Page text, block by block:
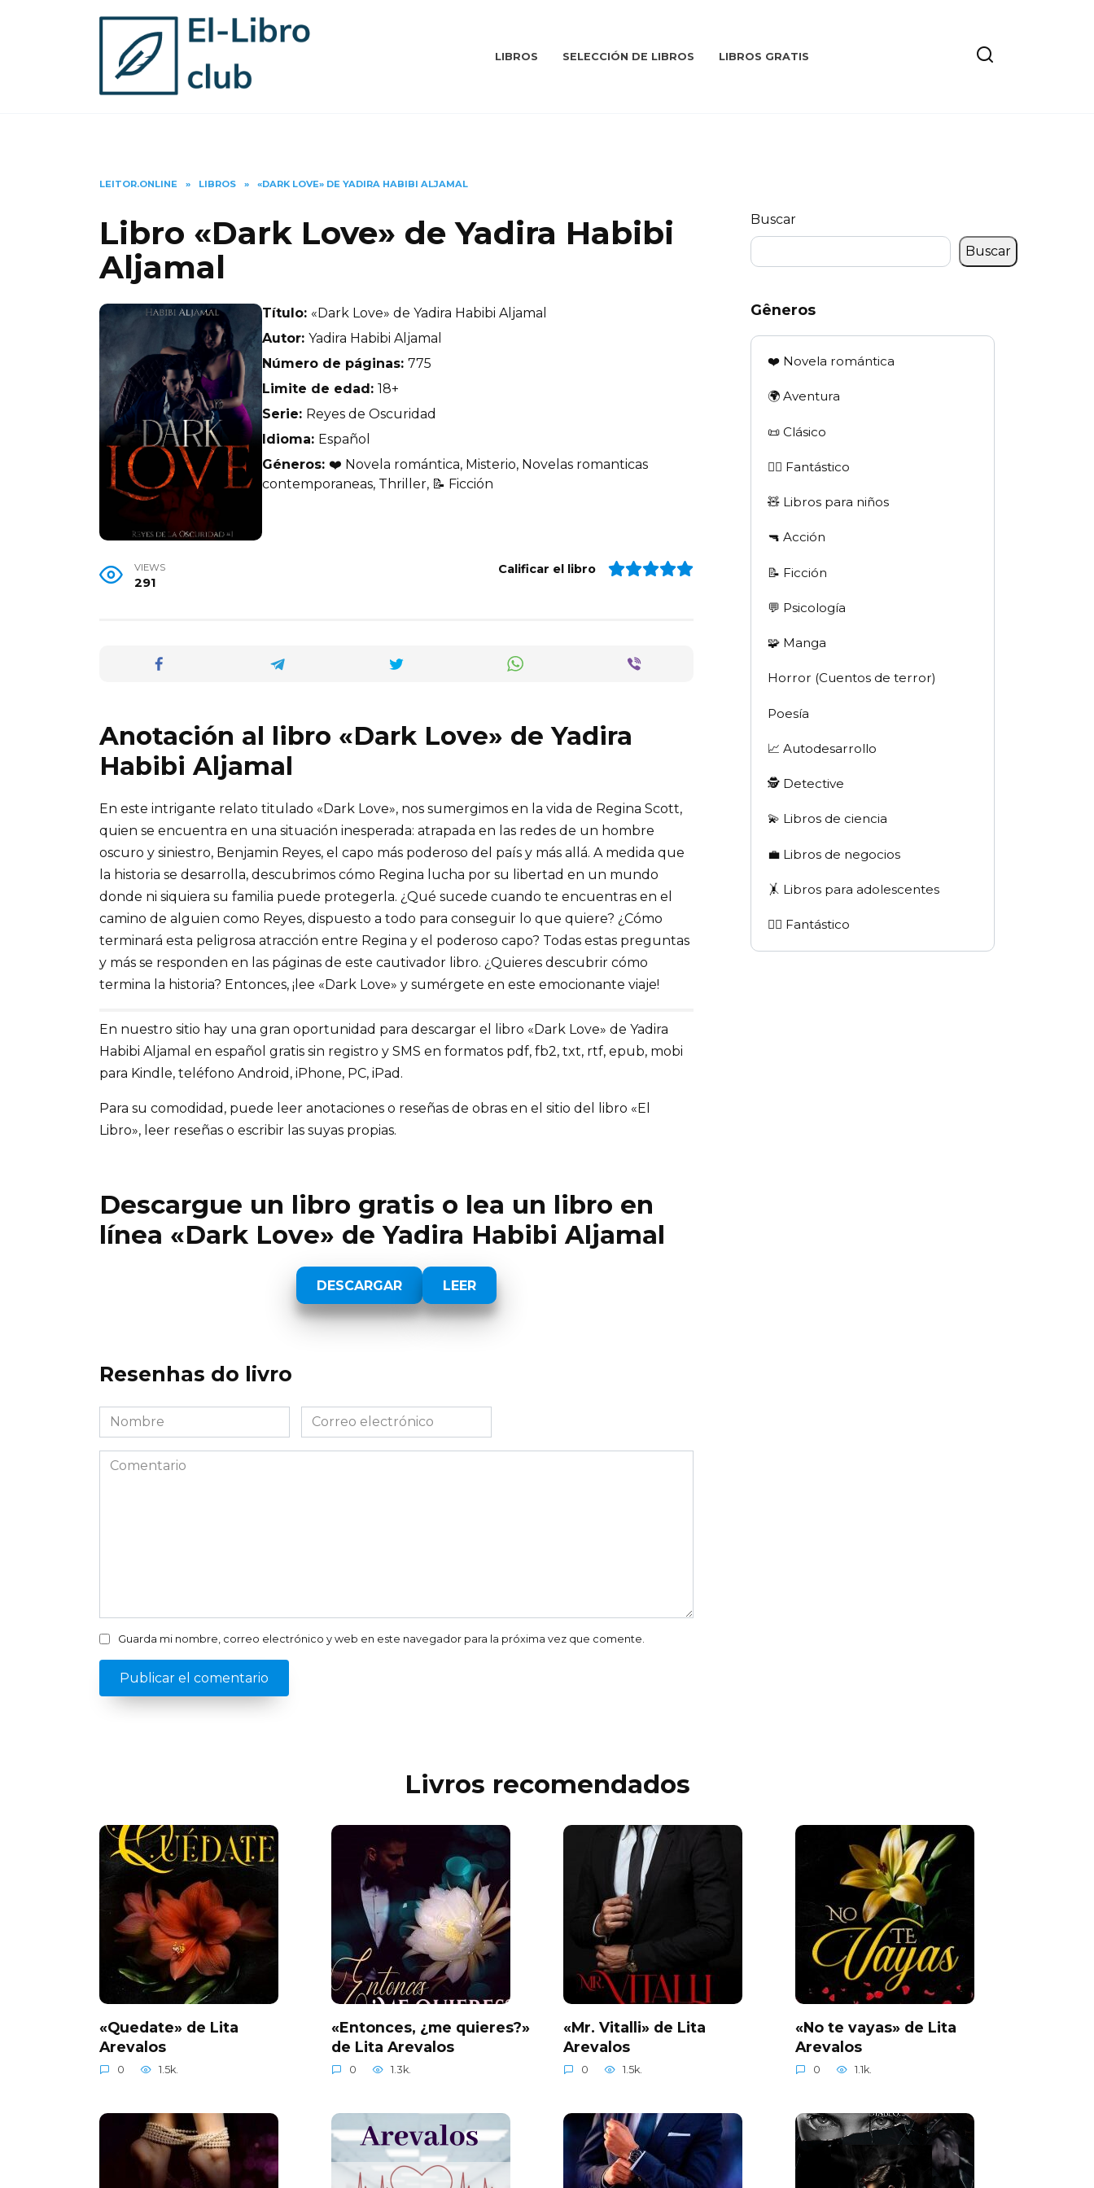
LIBROS SELECCIÓN DE LIBROS LIBROS GRATIS
LEITOR.ONLINE » LIBROS » «DARK LOVE» DE YADIRA HABIBI ALJAMAL
Libro «Dark Love» de Yadira Habibi
Aljamal
Título: «Dark Love» de Yadira Habibi Aljamal
Autor: Yadira Habibi Aljamal
Número de páginas: 775
Limite de edad: 18+
Serie: Reyes de Oscuridad
Idioma: Español
Géneros: ❤️ Novela romántica, Misterio, Novelas romanticas
contemporaneas, Thriller, 📝 Ficción
VIEWS
291
Calificar el libro
Anotación al libro «Dark Love» de Yadira
Habibi Aljamal
En este intrigante relato titulado «Dark Love», nos sumergimos en la vida de Regina Scott,
quien se encuentra en una situación inesperada: atrapada en las redes de un hombre
oscuro y siniestro, Benjamin Reyes, el capo más poderoso del país y más allá. A medida que
la historia se desarrolla, descubrimos cómo Regina lucha por su libertad en un mundo
donde ni siquiera su familia puede protegerla. ¿Qué sucede cuando te encuentras en el
camino de alguien como Reyes, dispuesto a todo para conseguir lo que quiere? ¿Cómo
terminará esta peligrosa atracción entre Regina y el poderoso capo? Todas estas preguntas
y más se responden en las páginas de este cautivador libro. ¿Quieres descubrir cómo
termina la historia? Entonces, ¡lee «Dark Love» y sumérgete en este emocionante viaje!
En nuestro sitio hay una gran oportunidad para descargar el libro «Dark Love» de Yadira
Habibi Aljamal en español gratis sin registro y SMS en formatos pdf, fb2, txt, rtf, epub, mobi
para Kindle, teléfono Android, iPhone, PC, iPad.
Para su comodidad, puede leer anotaciones o reseñas de obras en el sitio del libro «El
Libro», leer reseñas o escribir las suyas propias.
Descargue un libro gratis o lea un libro en
línea «Dark Love» de Yadira Habibi Aljamal
DESCARGAR LEER
Resenhas do livro
Nombre
*
Correo
electrónico
*
Comentario
Guarda mi nombre, correo electrónico y web en este navegador para la próxima vez que comente.
Buscar
Buscar
Gêneros
❤️ Novela romántica
🌍 Aventura
📜 Clásico
🧙‍♂️ Fantástico
🧸 Libros para niños
🔫 Acción
📝 Ficción
💬 Psicología
🧩 Manga
Horror (Cuentos de terror)
Poesía
📈 Autodesarrollo
🕵 Detective
💫 Libros de ciencia
💼 Libros de negocios
🤸 Libros para adolescentes
🧙‍♂️ Fantástico
Livros recomendados
«Quedate» de Lita
Arevalos
0 1.5k.
«Entonces, ¿me quieres?»
de Lita Arevalos
0 1.3k.
«Mr. Vitalli» de Lita
Arevalos
0 1.5k.
«No te vayas» de Lita
Arevalos
0 1.1k.